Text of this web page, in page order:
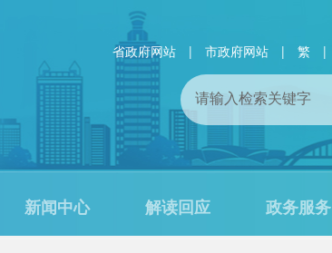
省政府网站 | 市政府网站 | 繁 |
新闻中心 解读回应 政务服务